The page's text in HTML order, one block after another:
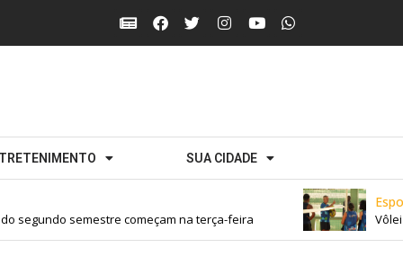
SUA CIDADE
semestre começam na terça-feira Vôlei